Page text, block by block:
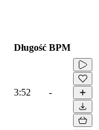
Długość BPM
3:52 -